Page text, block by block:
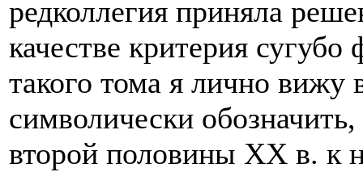
редколлегия приняла
качестве критерия
такого тома я лично вижу
символически
второй половины XX в. к